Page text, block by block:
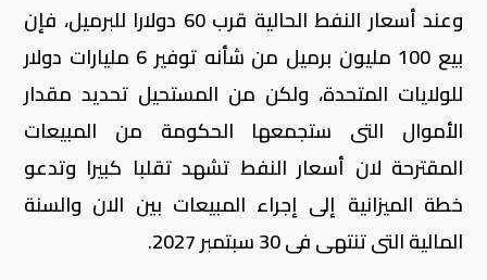
وعند أسعار النفط الحالية قرب 60 دولارا للبرميل، فإن
بيع 100 مليون برميل من شأنه توفير 6 مليارات دولار
للولايات المتحدة، ولكن من المستحيل تحديد مقدار
الأموال التى ستجمعها الحكومة من المبيعات
المقترحة لان أسعار النفط تشهد تقلبا كبيرا وتدعو
خطة الميزانية إلى إجراء المبيعات بين الان والسنة
المالية التى تنتهى فى 30 سبتمبر 2027.